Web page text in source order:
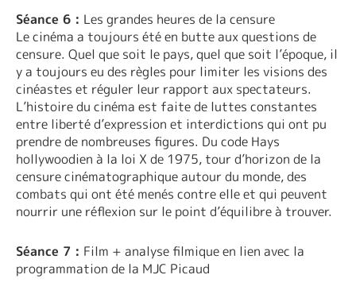
Séance 6 : Les grandes heures de la censure
Le cinéma a toujours été en butte aux questions de
censure. Quel que soit le pays, quel que soit l’époque, il
y a toujours eu des règles pour limiter les visions des
cinéastes et réguler leur rapport aux spectateurs.
L’histoire du cinéma est faite de luttes constantes
entre liberté d’expression et interdictions qui ont pu
prendre de nombreuses figures. Du code Hays
hollywoodien à la loi X de 1975, tour d’horizon de la
censure cinématographique autour du monde, des
combats qui ont été menés contre elle et qui peuvent
nourrir une réflexion sur le point d’équilibre à trouver.
Séance 7 : Film + analyse filmique en lien avec la
programmation de la MJC Picaud